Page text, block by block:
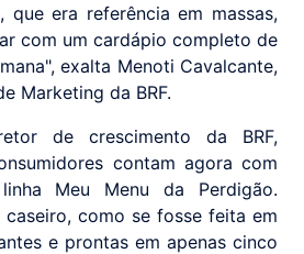
que era referência em massas,
com um cardápio completo de
exalta Menoti Cavalcante,
Marketing da BRF.
de crescimento da BRF,
contam agora com
Meu Menu da Perdigão.
como se fosse feita em
e prontas em apenas cinco